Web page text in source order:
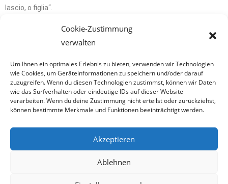
Cookie-Zustimmung
verwalten
Um Ihnen ein optimales Erlebnis zu bieten, verwenden wir Technologien
wie Cookies, um Geräteinformationen zu speichern und/oder darauf
zuzugreifen. Wenn du diesen Technologien zustimmst, können wir Daten
wie das Surfverhalten oder eindeutige IDs auf dieser Website
verarbeiten. Wenn du deine Zustimmung nicht erteilst oder zurückziehst,
können bestimmte Merkmale und Funktionen beeinträchtigt werden.
Akzeptieren
Ablehnen
lascio, o figlia“.
Beide Sänger gaben im „Te Deum“-Finale erneut Beweise ihrer
souveränen Virtuosität. Mit Chor und Orchester läuteten sie mit
sich mit lange anhaltendem Beifall.